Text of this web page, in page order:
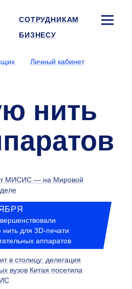
СОТРУДНИКАМ
БИЗНЕСУ
Личный кабинет
нить
МИСИС — на Мировой
нить для 3D-печати
аппаратов
в столицу: делегация
вузов Китая посетила